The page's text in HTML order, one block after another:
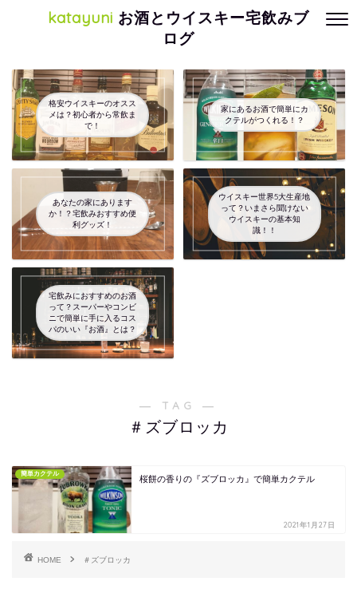
katayuni お酒とウイスキー宅飲みブ
ログ
格安ウイスキーのオスス
メは？初心者から常飲ま
で！
家にあるお酒で簡単にカ
クテルがつくれる！？
あなたの家にあります
か！？宅飲みおすすめ便
利グッズ！
ウイスキー世界5大生産地
って？いまさら聞けない
ウイスキーの基本知
識！！
宅飲みにおすすめのお酒
って？スーパーやコンビ
ニで簡単に手に入るコス
パのいい『お酒』とは？
― TAG ―
＃ズブロッカ
簡単カクテル
桜餅の香りの『ズブロッカ』で簡単カクテル
2021年1月27日
HOME ＃ズブロッカ